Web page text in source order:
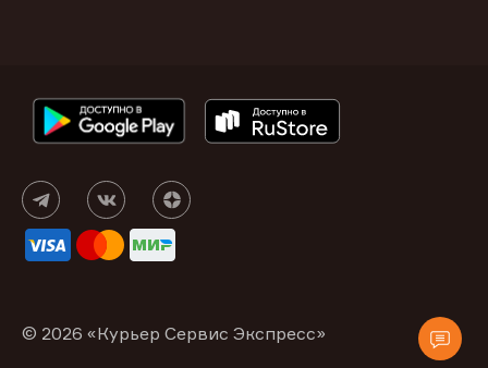
© 2026 «Курьер Сервис Экспресс»